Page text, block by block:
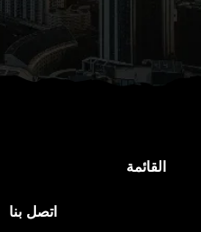
القائمة
اتصل بنا